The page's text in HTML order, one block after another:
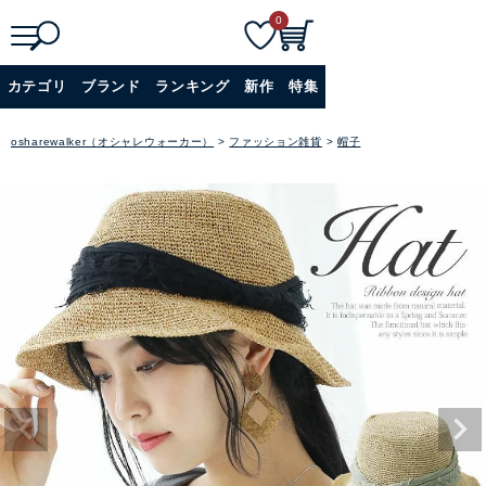
検索
0
カテゴリ ブランド ランキング 新作 特集
osharewalker（オシャレウォーカー） ファッション雑貨 帽子